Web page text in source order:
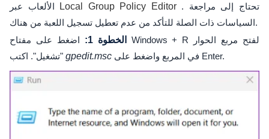
Local Group Policy Editor. تحتاج إلى مراجعة
السياسات ذات الصلة للتأكد من عدم تعطيل تسجيل اللعبة من هناك.
الخطوة 1:
اضغط على مفتاح Windows + R لفتح مربع الحوار
gpedit.msc في المربع واضغط على Enter.